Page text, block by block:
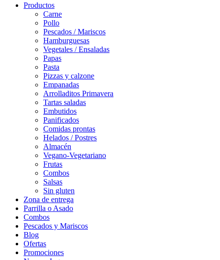
Productos
Carne
Pollo
Pescados / Mariscos
Hamburguesas
Vegetales / Ensaladas
Papas
Pasta
Pizzas y calzone
Empanadas
Arrolladitos Primavera
Tartas saladas
Embutidos
Panificados
Comidas prontas
Helados / Postres
Almacén
Vegano-Vegetariano
Frutas
Combos
Salsas
Sin gluten
Zona de entrega
Parrilla o Asado
Combos
Pescados y Mariscos
Blog
Ofertas
Promociones